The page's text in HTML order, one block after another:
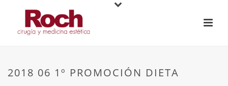
2018 06 1º PROMOCIÓN DIETA